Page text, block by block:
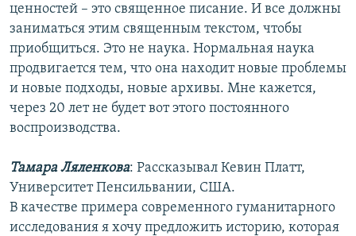
ценностей – это священное писание. И все должны
заниматься этим священным текстом, чтобы
приобщиться. Это не наука. Нормальная наука
продвигается тем, что она находит новые проблемы
и новые подходы, новые архивы. Мне кажется,
через 20 лет не будет вот этого постоянного
воспроизводства.
Тамара Ляленкова: Рассказывал Кевин Платт,
Университет Пенсильвании, США.
В качестве примера современного гуманитарного
исследования я хочу предложить историю, которая